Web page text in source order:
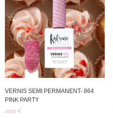
VERNIS SEMI PERMANENT- 864
PINK PARTY
14,90 €